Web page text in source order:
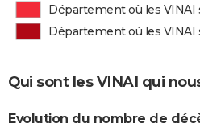
Département où les
Département où les
Qui sont les VINAI qui
Evolution du nombre de